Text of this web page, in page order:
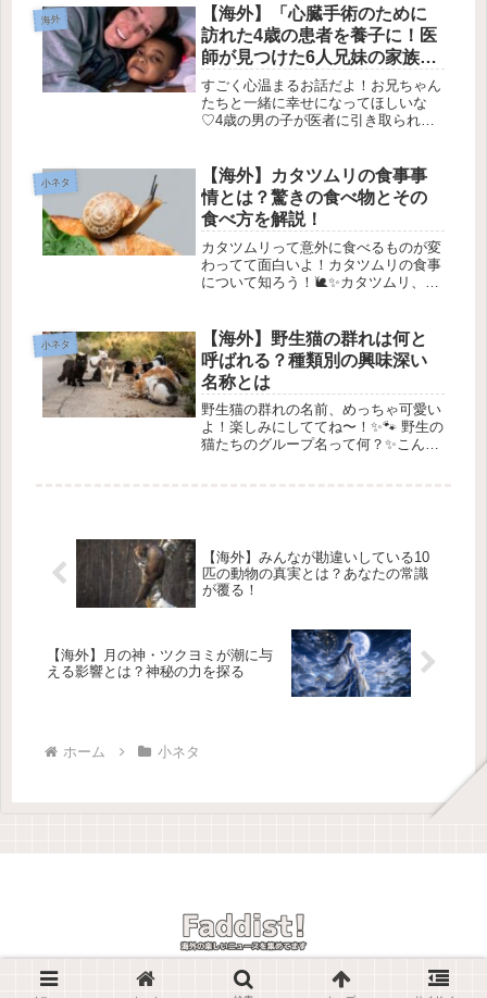
愛と忠誠心**も同じくらい強力だって
教えてくれます。🦁💕 ジ...
海外
【海外】「心臓手術のために
訪れた4歳の患者を養子に！医
師が見つけた6人兄妹の家族の
物語」
すごく心温まるお話だよ！お兄ちゃん
たちと一緒に幸せになってほしいな
♡4歳の男の子が医者に引き取られた
子「トゥルー」が心臓手術を受けるた
めに一人で入院しました。彼は...
小ネタ
【海外】カタツムリの食事事
情とは？驚きの食べ物とその
食べ方を解説！
カタツムリって意外に食べるものが変
わってて面白いよ！カタツムリの食事
について知ろう！🐌✨カタツムリ、こ
らが何を食べるか、その食事の仕方や
役割について、今回は詳しく紹介して
い...
小ネタ
【海外】野生猫の群れは何と
呼ばれる？種類別の興味深い
名称とは
野生猫の群れの名前、めっちゃ可愛い
よ！楽しみにしててね〜！✨🐾 野生の
猫たちのグループ名って何？✨こんに
【海外】みんなが勘違いしている10
匹の動物の真実とは？あなたの常識
が覆る！
【海外】月の神・ツクヨミが潮に与
える影響とは？神秘の力を探る
ホーム 小ネタ
© 2025 Faddist! -海外の楽しいニュースを紹介しています-.